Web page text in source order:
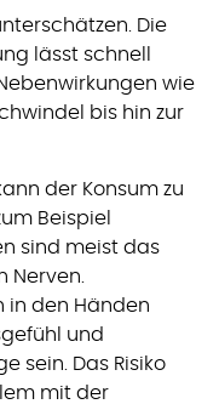
Die
lässt schnell
wie
bis hin zur
der Konsum zu
Beispiel
sind meist das
Nerven.
in den Händen
und
sein. Das Risiko
mit der